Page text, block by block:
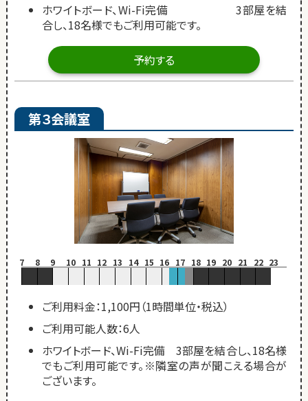
ホワイトボード、Wi-Fi完備 3部屋を結
合し、18名様でもご利用可能です。
予約する
第３会議室
7 8 9 10 11 12 13 14 15 16 17 18 19 20 21 22 23
ご利用料金：1,100円（1時間単位・税込）
ご利用可能人数：6人
ホワイトボード、Wi-Fi完備 3部屋を結合し、18名様
でもご利用可能です。※隣室の声が聞こえる場合が
ございます。